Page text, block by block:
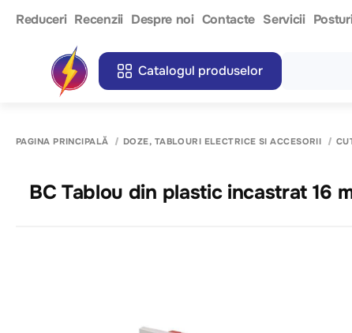
Reduceri Recenzii Despre noi Contacte Servicii
Catalogul produselor
PAGINA PRINCIPALĂ DOZE, TABLOURI ELECTRICE SI ACCESORII
BC Tablou din plastic incastrat 16